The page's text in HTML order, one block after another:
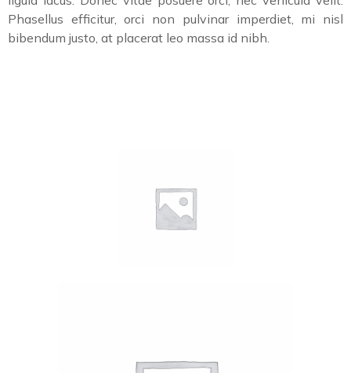
Phasellus efficitur, orci non pulvinar imperdiet, mi nisl
bibendum justo, at placerat leo massa id nibh.